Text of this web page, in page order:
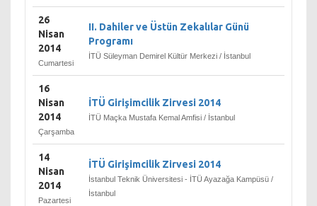
26
Nisan
2014
Cumartesi
II. Dahiler ve Üstün Zekalılar Günü
Programı
İTÜ Süleyman Demirel Kültür Merkezi / İstanbul
16
Nisan
2014
Çarşamba
İTÜ Girişimcilik Zirvesi 2014
İTÜ Maçka Mustafa Kemal Amfisi / İstanbul
14
Nisan
2014
Pazartesi
İTÜ Girişimcilik Zirvesi 2014
İstanbul Teknik Üniversitesi - İTÜ Ayazağa Kampüsü /
İstanbul